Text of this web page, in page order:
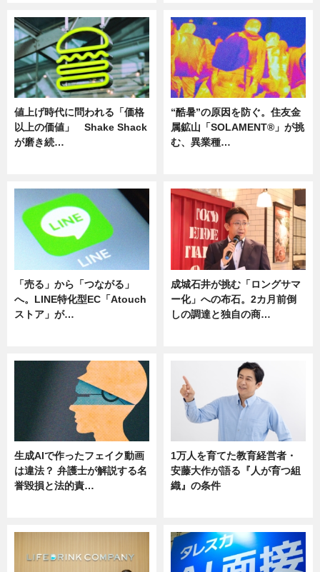
値上げ時代に問われる「価格
以上の価値」 Shake Shack
が磨き続…
“酷暑”の原因を防ぐ。住友金
属鉱山「SOLAMENT®」が挑
む、異業種…
「売る」から「つながる」
へ。LINE特化型EC「Atouch
ストア」が…
成城石井が挑む「ロングサマ
ー化」への布石。2カ月前倒
しの調達と独自の商…
生成AIで作ったフェイク動画
は違法？ 弁護士が解説する名
誉毀損と法的責…
1万人を育てた教育経営者・
安藤大作が語る『人が育つ組
織』の条件